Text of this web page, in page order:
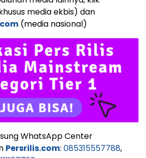
media ekbis) dan
(media nasional)
WhatsApp Center
Persrilis.com: 085315557788,